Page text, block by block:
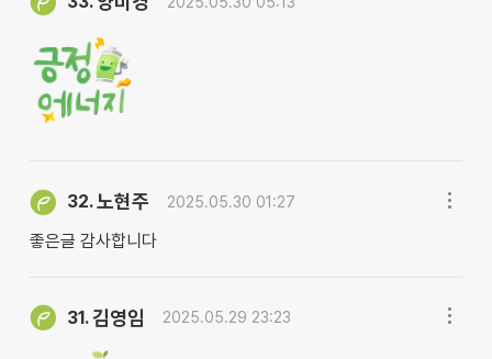
32.노현주 2025.05.30 01:27
좋은글 감사합니다
31.김영임 2025.05.29 23:23